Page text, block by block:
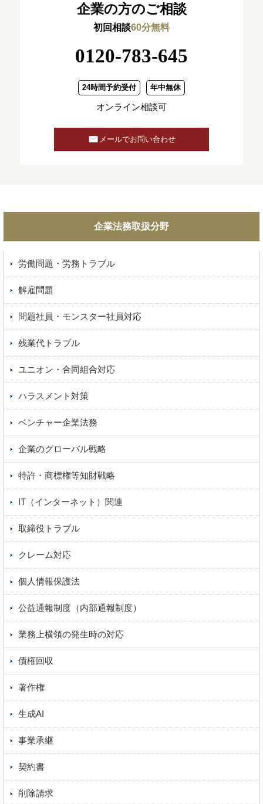
企業の方のご相談
初回相談60分無料
0120-783-645
24時間予約受付 年中無休
オンライン相談可
メールでお問い合わせ
企業法務取扱分野
労働問題・労務トラブル
解雇問題
問題社員・モンスター社員対応
残業代トラブル
ユニオン・合同組合対応
ハラスメント対策
ベンチャー企業法務
企業のグローバル戦略
特許・商標権等知財戦略
IT（インターネット）関連
取締役トラブル
クレーム対応
個人情報保護法
公益通報制度（内部通報制度）
業務上横領の発生時の対応
債権回収
著作権
生成AI
事業承継
契約書
削除請求